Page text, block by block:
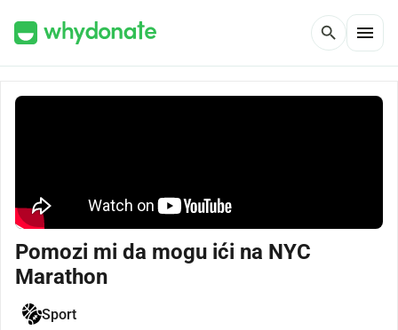
search menu
Pomozi mi da mogu ići na NYC
Marathon
Sport